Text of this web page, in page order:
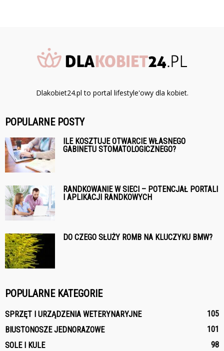
Dlakobiet24.pl to portal lifestyle'owy dla kobiet.
POPULARNE POSTY
ILE KOSZTUJE OTWARCIE WŁASNEGO
GABINETU STOMATOLOGICZNEGO?
RANDKOWANIE W SIECI – POTENCJAŁ PORTALI
I APLIKACJI RANDKOWYCH
DO CZEGO SŁUŻY ROMB NA KLUCZYKU BMW?
POPULARNE KATEGORIE
SPRZĘT I URZĄDZENIA WETERYNARYJNE
105
BIUSTONOSZE JEDNORAZOWE
101
SOLE I KULE
98